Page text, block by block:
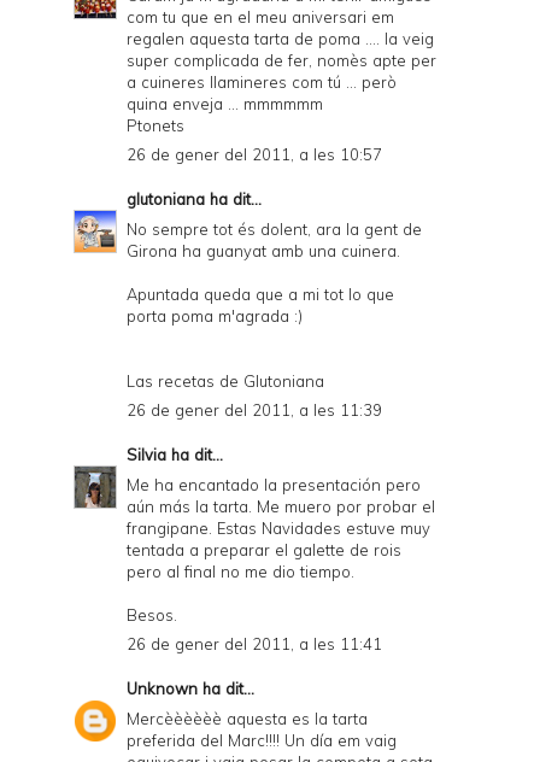
com tu que en el meu aniversari em
regalen aquesta tarta de poma .... la veig
super complicada de fer, nomès apte per
a cuineres llamineres com tú ... però
quina enveja ... mmmmmm
Ptonets
26 de gener del 2011, a les 10:57
glutoniana ha dit...
No sempre tot és dolent, ara la gent de
Girona ha guanyat amb una cuinera.
Apuntada queda que a mi tot lo que
porta poma m'agrada :)
Las recetas de Glutoniana
26 de gener del 2011, a les 11:39
Silvia ha dit...
Me ha encantado la presentación pero
aún más la tarta. Me muero por probar el
frangipane. Estas Navidades estuve muy
tentada a preparar el galette de rois
pero al final no me dio tiempo.
Besos.
26 de gener del 2011, a les 11:41
Unknown ha dit...
Mercèèèèèè aquesta es la tarta
preferida del Marc!!!! Un día em vaig